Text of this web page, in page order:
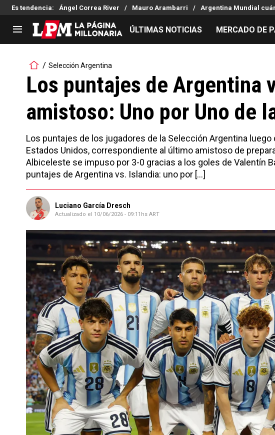
Es tendencia: Ángel Correa River Mauro Arambarri Argentina Mundial
LIGA PROFESIONAL
Noticias
Tabla de posiciones
Fixture
Reserva
Copa Sudamericana
Copa Argentina
Selección Argentina
Mercado de
Análisis
Juanfer
Chacho
ÚLTIMAS NOTICIAS MERCADO DE
Selección Argentina
Los puntajes de Argentina
amistoso: Uno por Uno de
Los puntajes de los jugadores de la Selección Argentina
Estados Unidos, correspondiente al último amistoso de
Albiceleste se impuso por 3-0 gracias a los goles de Valentín
puntajes de Argentina vs. Islandia: uno por […]
Luciano García Dresch
Actualizado el 10/06/2026 - 09:11hs ART